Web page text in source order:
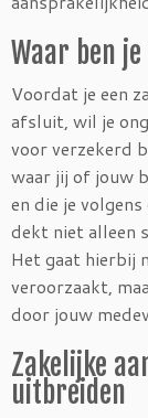
Waar ben
Voordat je een
afsluit, wil je
voor verzekerd
waar jij of jouw
en die je
dekt niet alleen
Het gaat hierbij
veroorzaakt,
door jouw
Zakelijke
uitbreiden